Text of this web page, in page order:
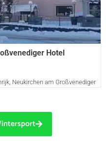
Hotel
Neukirchen am Großvenediger